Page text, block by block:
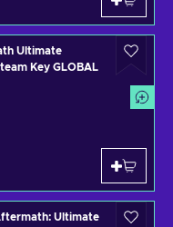
Ultimate
Key GLOBAL
Ultimate